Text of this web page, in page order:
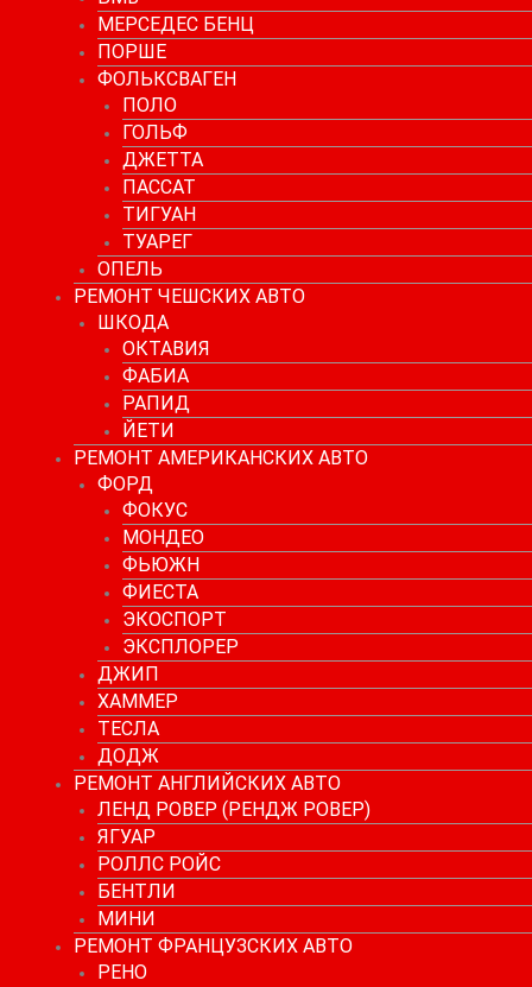
МЕРСЕДЕС БЕНЦ
ПОРШЕ
ФОЛЬКСВАГЕН
ПОЛО
ГОЛЬФ
ДЖЕТТА
ПАССАТ
ТИГУАН
ТУАРЕГ
ОПЕЛЬ
РЕМОНТ ЧЕШСКИХ АВТО
ШКОДА
ОКТАВИЯ
ФАБИА
РАПИД
ЙЕТИ
РЕМОНТ АМЕРИКАНСКИХ АВТО
ФОРД
ФОКУС
МОНДЕО
ФЬЮЖН
ФИЕСТА
ЭКОСПОРТ
ЭКСПЛОРЕР
ДЖИП
ХАММЕР
ТЕСЛА
ДОДЖ
РЕМОНТ АНГЛИЙСКИХ АВТО
ЛЕНД РОВЕР (РЕНДЖ РОВЕР)
ЯГУАР
РОЛЛС РОЙС
БЕНТЛИ
МИНИ
РЕМОНТ ФРАНЦУЗСКИХ АВТО
РЕНО